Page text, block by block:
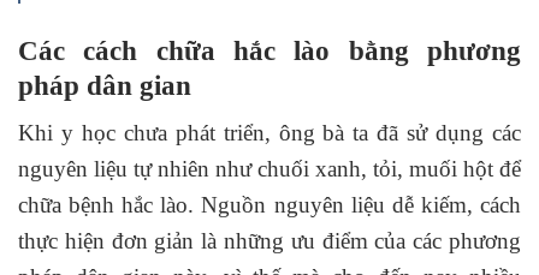
Các cách chữa hắc lào bằng phương
pháp dân gian
Khi y học chưa phát triển, ông bà ta đã sử dụng các
nguyên liệu tự nhiên như chuối xanh, tỏi, muối hột để
chữa bệnh hắc lào. Nguồn nguyên liệu dễ kiếm, cách
thực hiện đơn giản là những ưu điểm của các phương